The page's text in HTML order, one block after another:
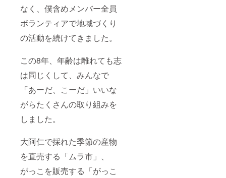
なく、僕含めメンバー全員
ボランティアで地域づくり
の活動を続けてきました。
この8年、年齢は離れても志
は同じくして、みんなで
「あーだ、こーだ」いいな
がらたくさんの取り組みを
しました。
大阿仁で採れた季節の産物
を直売する「ムラ市」、
がっこを販売する「がっこ